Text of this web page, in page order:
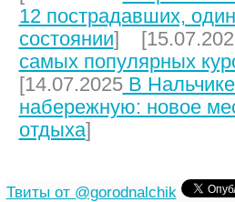
12 пострадавших,
состоянии]
самых популярных
[14.07.2025В
набережную: новое
отдыха]
Твиты от @gorodnalchik